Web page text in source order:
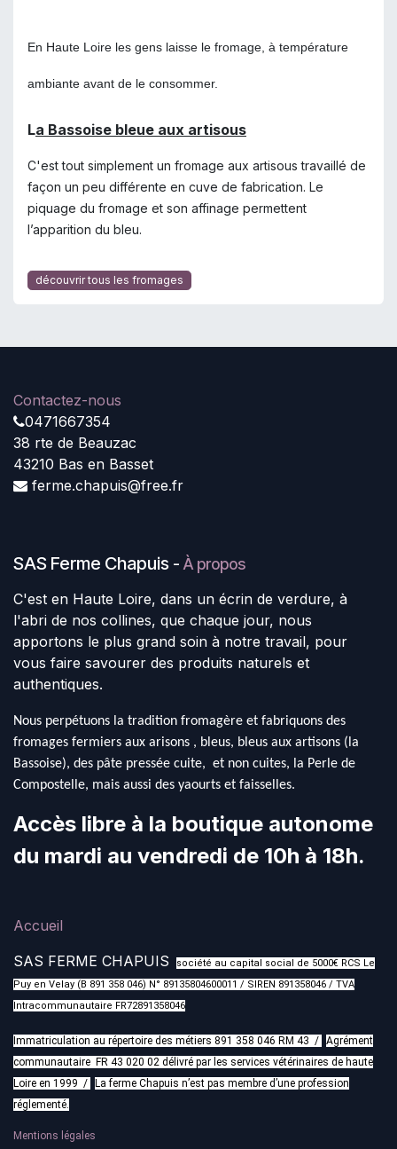
En Haute Loire les gens laisse le fromage, à température
ambiante avant de le consommer.
La Bassoise bleue aux artisous
C'est tout simplement un fromage aux artisous travaillé de
façon un peu différente en cuve de fabrication. Le
piquage du fromage et son affinage permettent
l’apparition du bleu.
découvrir tous les fromages
Contactez-nous
0471667354
38 rte de Beauzac
43210 Bas en Basset
ferme.chapuis@free.fr
SAS Ferme Chapuis - À propos
C'est en Haute Loire, dans un écrin de verdure, à
l'abri de nos collines, que chaque jour, nous
apportons le plus grand soin à notre travail, pour
vous faire savourer des produits naturels et
authentiques.
Nous perpétuons la tradition fromagère et fabriquons des
fromages fermiers aux arisons , bleus, bleus aux artisons (la
Bassoise), des pâte pressée cuite, et non cuites, la Perle de
Compostelle, mais aussi des yaourts et faisselles.
Accès libre à la boutique autonome
du mardi au vendredi de 10h à 18h.
Accueil
SAS FERME CHAPUIS
société au capital social de 5000€ RCS Le
Puy en Velay (B 891 358 046) N° 89135804600011 / SIREN 891358046 / TVA
Intracommunautaire FR72891358046
Immatriculation au répertoire des métiers 891 358 046 RM 43 / Agrément
communautaire FR 43 020 02 délivré par les services vétérinaires de haute
Loire en 1999 / La ferme Chapuis n’est pas membre d’une profession
réglementé.
Mentions légales